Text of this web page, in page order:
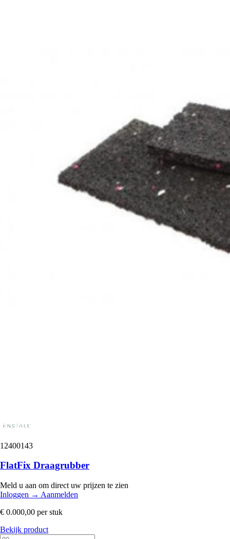
12400143
FlatFix Draagrubber
Meld u aan om direct uw prijzen te zien
Inloggen → Aanmelden
€ 0.000,00 per stuk
Bekijk product